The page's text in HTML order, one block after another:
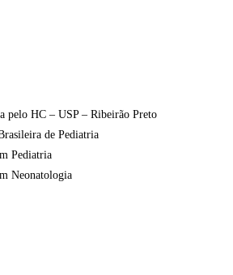
pelo HC – USP – Ribeirão Preto
de Pediatria
Pediatria
Neonatologia